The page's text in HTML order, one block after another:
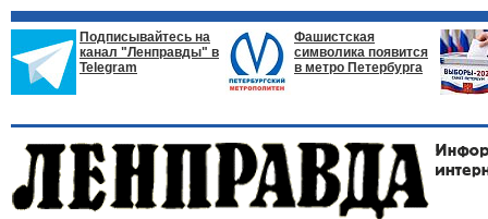
Подписывайтесь на
канал "Ленправды" в
Telegram
Фашистская
символика появится
в метро Петербурга